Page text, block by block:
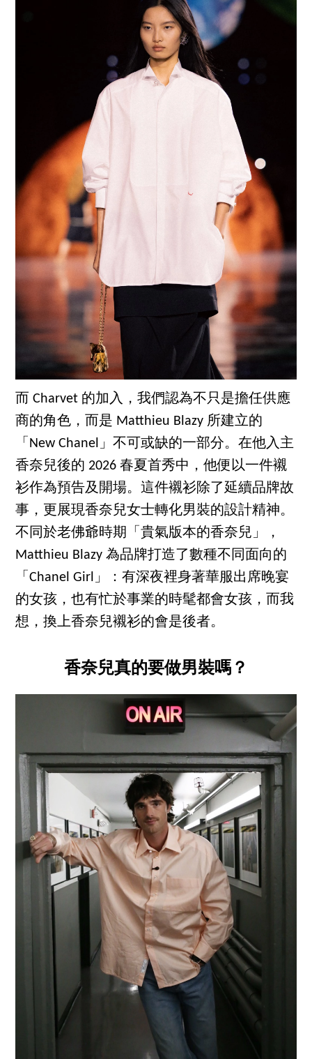
而 Charvet 的加入，我們認為不只是擔任供應
商的角色，而是 Matthieu Blazy 所建立的
「New Chanel」不可或缺的一部分。在他入主
香奈兒後的 2026 春夏首秀中，他便以一件襯
衫作為預告及開場。這件襯衫除了延續品牌故
事，更展現香奈兒女士轉化男裝的設計精神。
不同於老佛爺時期「貴氣版本的香奈兒」，
Matthieu Blazy 為品牌打造了數種不同面向的
「Chanel Girl」：有深夜裡身著華服出席晚宴
的女孩，也有忙於事業的時髦都會女孩，而我
想，換上香奈兒襯衫的會是後者。
香奈兒真的要做男裝嗎？